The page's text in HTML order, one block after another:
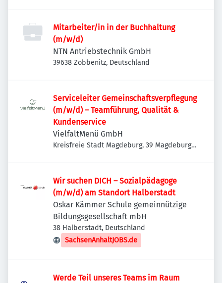
Mitarbeiter/in in der Buchhaltung
(m/w/d)
NTN Antriebstechnik GmbH
39638 Zobbenitz, Deutschland
Serviceleiter Gemeinschaftsverpflegung
(m/w/d) – Teamführung, Qualität &
Kundenservice
VielfaltMenü GmbH
Kreisfreie Stadt Magdeburg, 39 Magdeburg,
Wir suchen DICH – Sozialpädagoge
(m/w/d) am Standort Halberstadt
Oskar Kämmer Schule gemeinnützige
Bildungsgesellschaft mbH
38 Halberstadt, Deutschland
SachsenAnhaltJOBS.de
Werde Teil unseres Teams im Raum